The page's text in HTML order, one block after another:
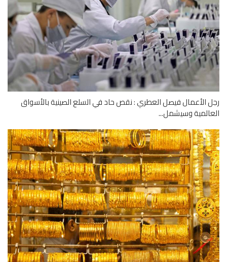
الأعمال فيصل العطري : نقص حاد في السلع الصينية بالأسواق
وسيشمل...